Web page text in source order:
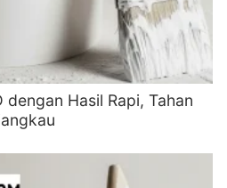
Hasil Rapi, Tahan